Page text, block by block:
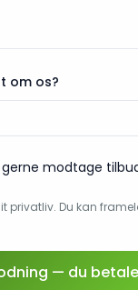
om os?
gerne modtage
privatliv. Du kan
— du